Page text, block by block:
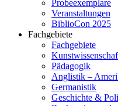
Probeexemplare
Veranstaltungen
BiblioCon 2025
Fachgebiete
Fachgebiete
Pädagogik
Anglistik –
Germanistik
Geschichte &